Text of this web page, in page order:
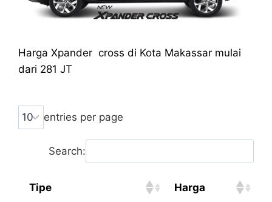
Harga Xpander cross di Kota Makassar mulai
dari 281 JT
entries per page
Search:
Tipe Harga